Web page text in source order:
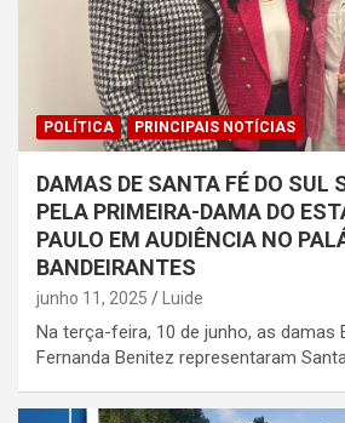
POLÍTICA PRINCIPAIS NOTÍCIAS
DAMAS DE SANTA FÉ DO SUL
PELA PRIMEIRA-DAMA DO
PAULO EM AUDIÊNCIA NO
BANDEIRANTES
junho 11, 2025 Luide
Na terça-feira, 10 de junho, as damas
Fernanda Benitez representaram